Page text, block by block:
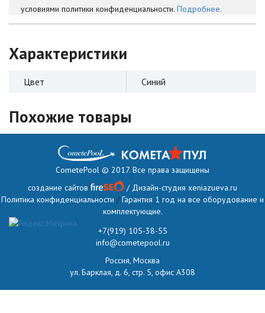
условиями политики конфиденциальности. Подробнее.
Характеристики
Цвет Синий
Похожие товары
CometePool © 2017. Все права защищены
создание сайтов
/ Дизайн-студия xeniazueva.ru
Политика конфиденциальности / Гарантия 1 год на все оборудование и
комплектующие.
+7(919) 105-38-55
info@cometepool.ru
Россия, Москва
ул. Барклая, д. 6, стр. 5, офис А308